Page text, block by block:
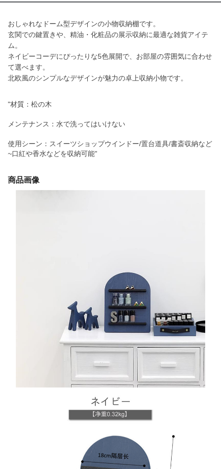
おしゃれなドーム型デザインの小物収納棚です。
玄関での鍵置きや、精油・化粧品の展示収納に最適な雑貨アイテ
ム。
ネイビーコーデにぴったりな5色展開で、お部屋の雰囲気に合わせ
て選べます。
北欧風のシンプルなデザインが魅力の卓上収納小物です。
"材質：松の木
メンテナンス：水で洗ってはいけない
使用シーン：スイーツショップウインドー/置台道具/書斎収納など
~口紅や香水などを収納可能"
商品画像